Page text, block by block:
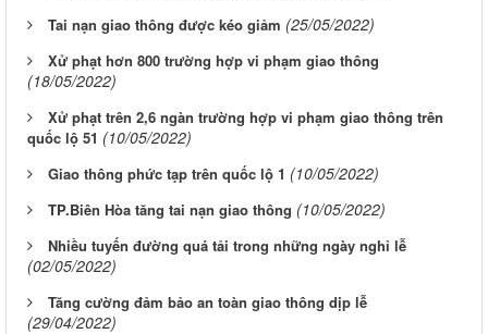
Tai nạn giao thông được kéo giảm (25/05/2022)
Xử phạt hơn 800 trường hợp vi phạm giao thông
(18/05/2022)
Xử phạt trên 2,6 ngàn trường hợp vi phạm giao thông trên
quốc lộ 51 (10/05/2022)
Giao thông phức tạp trên quốc lộ 1 (10/05/2022)
TP.Biên Hòa tăng tai nạn giao thông (10/05/2022)
Nhiều tuyến đường quá tải trong những ngày nghỉ lễ
(02/05/2022)
Tăng cường đảm bảo an toàn giao thông dịp lễ
(29/04/2022)